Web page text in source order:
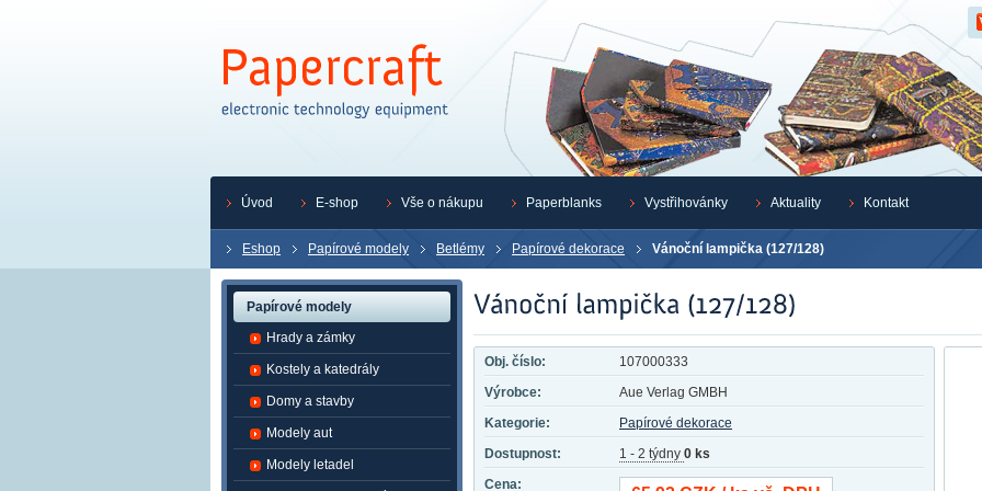
Eshop Papírové modely Betlémy Papírové dekorace Vánoční lampička (127/128)
Obj. číslo:
107000333
Výrobce:
Aue Verlag GMBH
Kategorie:
Papírové dekorace
Dostupnost:
1 - 2 týdny 0 ks
Cena:
Papírové modely
Hrady a zámky
Kostely a katedrály
Domy a stavby
Modely aut
Modely letadel
Úvod E-shop Vše o nákupu Paperblanks Vystřihovánky Aktuality Kontakt